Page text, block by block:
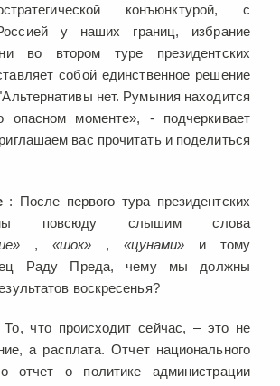
конъюнктурой, с
у наших границ, избрание
во втором туре президентских
собой единственное решение
нет. Румыния находится
опасном моменте», - подчеркивает
вас прочитать и поделиться
: После первого тура президентских
повсюду слышим слова
, «шок» , «цунами» и тому
Раду Преда, чему мы должны
воскресенья?
что происходит сейчас, – это не
а расплата. Отчет национального
отчет о политике администрации